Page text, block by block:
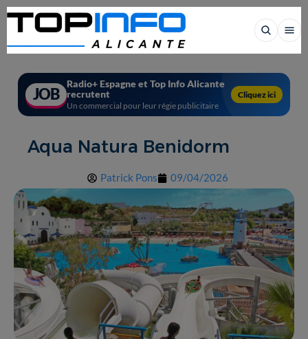
JOB
Radio+ Espagne et Top Info Alicante
recrutent
Un commercial pour leur régie publicitaire
Cliquez ici
Aqua Natura Benidorm
Patrick Pons 09/04/2026